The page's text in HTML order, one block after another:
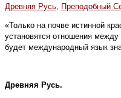
Древняя Русь Преподобный
«Только на почве истинной
установятся отношения
будет международный язык
Древняя Русь.